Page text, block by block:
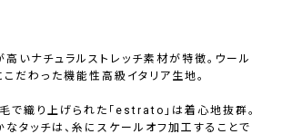
いナチュラルストレッチ素材が特徴。ウール
だわった機能性高級イタリア生地。
で織り上げられた「estrato」は着心地抜群。
タッチは、糸にスケールオフ加工することで